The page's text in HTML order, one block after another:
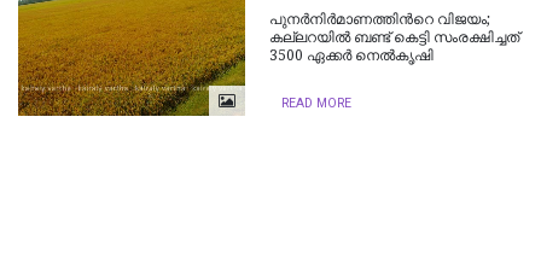
പുനര്‍നിര്‍മാണത്തിന്‍റെ വിജയം;
കല്ലറയില്‍ ബണ്ട് കെട്ടി സംരക്ഷിച്ചത്
3500 ഏക്കര്‍ നെല്‍കൃഷി
READ MORE